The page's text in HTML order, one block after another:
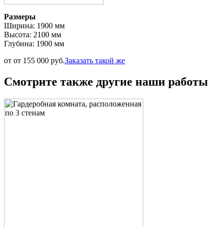
Размеры
Ширина: 1900 мм
Высота: 2100 мм
Глубина: 1900 мм
от от 155 000 руб.Заказать такой же
Смотрите также другие наши работы